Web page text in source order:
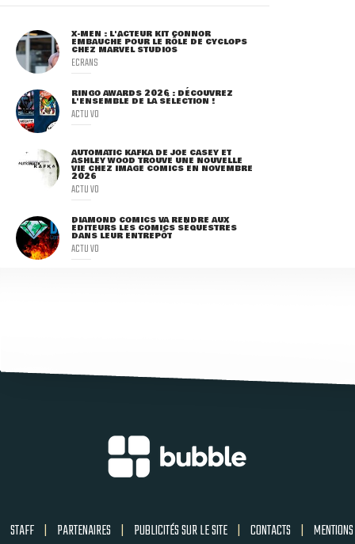
X-MEN : L'ACTEUR KIT CONNOR
EMBAUCHÉ POUR LE RÔLE DE CYCLOPS
CHEZ MARVEL STUDIOS
ECRANS
RINGO AWARDS 2026 : DÉCOUVREZ
L'ENSEMBLE DE LA SÉLECTION !
ACTU VO
AUTOMATIC KAFKA DE JOE CASEY ET
ASHLEY WOOD TROUVE UNE NOUVELLE
VIE CHEZ IMAGE COMICS EN NOVEMBRE
2026
ACTU VO
DIAMOND COMICS VA RENDRE AUX
ÉDITEURS LES COMICS SÉQUESTRÉS
DANS LEUR ENTREPÔT
ACTU VO
STAFF | PARTENAIRES | PUBLICITÉS SUR LE SITE | CONTACTS | MENTIONS